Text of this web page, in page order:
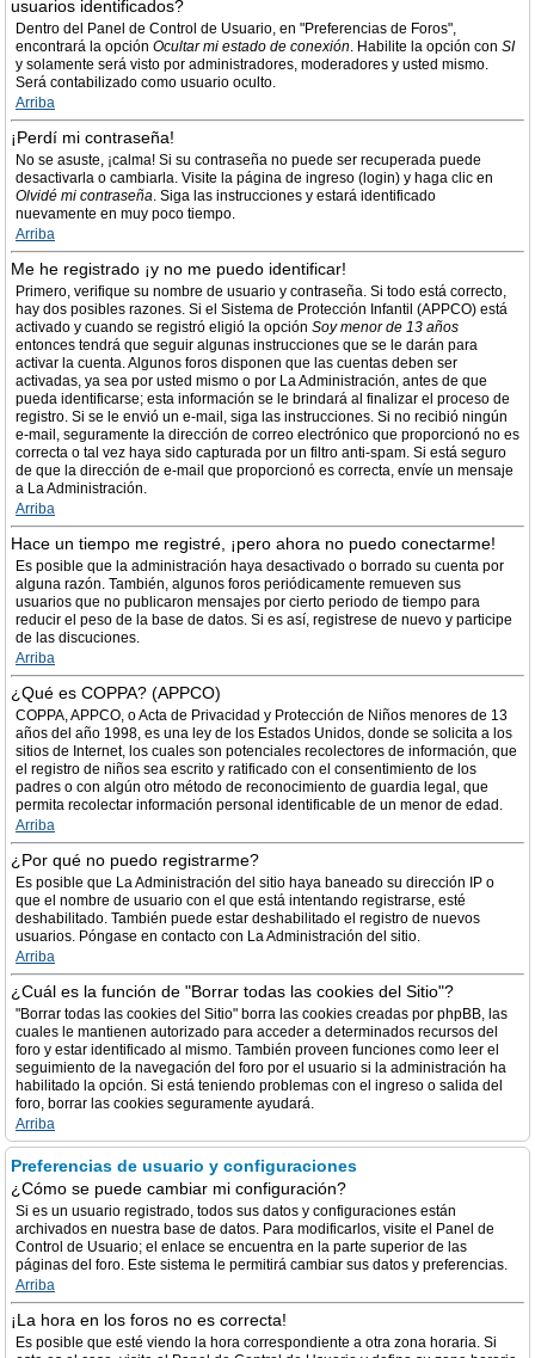
usuarios identificados?
Dentro del Panel de Control de Usuario, en "Preferencias de Foros",
encontrará la opción Ocultar mi estado de conexión. Habilite la opción con SI
y solamente será visto por administradores, moderadores y usted mismo.
Será contabilizado como usuario oculto.
Arriba
¡Perdí mi contraseña!
No se asuste, ¡calma! Si su contraseña no puede ser recuperada puede
desactivarla o cambiarla. Visite la página de ingreso (login) y haga clic en
Olvidé mi contraseña. Siga las instrucciones y estará identificado
nuevamente en muy poco tiempo.
Arriba
Me he registrado ¡y no me puedo identificar!
Primero, verifique su nombre de usuario y contraseña. Si todo está correcto,
hay dos posibles razones. Si el Sistema de Protección Infantil (APPCO) está
activado y cuando se registró eligió la opción Soy menor de 13 años
entonces tendrá que seguir algunas instrucciones que se le darán para
activar la cuenta. Algunos foros disponen que las cuentas deben ser
activadas, ya sea por usted mismo o por La Administración, antes de que
pueda identificarse; esta información se le brindará al finalizar el proceso de
registro. Si se le envió un e-mail, siga las instrucciones. Si no recibió ningún
e-mail, seguramente la dirección de correo electrónico que proporcionó no es
correcta o tal vez haya sido capturada por un filtro anti-spam. Si está seguro
de que la dirección de e-mail que proporcionó es correcta, envíe un mensaje
a La Administración.
Arriba
Hace un tiempo me registré, ¡pero ahora no puedo conectarme!
Es posible que la administración haya desactivado o borrado su cuenta por
alguna razón. También, algunos foros periódicamente remueven sus
usuarios que no publicaron mensajes por cierto periodo de tiempo para
reducir el peso de la base de datos. Si es así, registrese de nuevo y participe
de las discuciones.
Arriba
¿Qué es COPPA? (APPCO)
COPPA, APPCO, o Acta de Privacidad y Protección de Niños menores de 13
años del año 1998, es una ley de los Estados Unidos, donde se solicita a los
sitios de Internet, los cuales son potenciales recolectores de información, que
el registro de niños sea escrito y ratificado con el consentimiento de los
padres o con algún otro método de reconocimiento de guardia legal, que
permita recolectar información personal identificable de un menor de edad.
Arriba
¿Por qué no puedo registrarme?
Es posible que La Administración del sitio haya baneado su dirección IP o
que el nombre de usuario con el que está intentando registrarse, esté
deshabilitado. También puede estar deshabilitado el registro de nuevos
usuarios. Póngase en contacto con La Administración del sitio.
Arriba
¿Cuál es la función de "Borrar todas las cookies del Sitio"?
"Borrar todas las cookies del Sitio" borra las cookies creadas por phpBB, las
cuales le mantienen autorizado para acceder a determinados recursos del
foro y estar identificado al mismo. También proveen funciones como leer el
seguimiento de la navegación del foro por el usuario si la administración ha
habilitado la opción. Si está teniendo problemas con el ingreso o salida del
foro, borrar las cookies seguramente ayudará.
Arriba
Preferencias de usuario y configuraciones
¿Cómo se puede cambiar mi configuración?
Si es un usuario registrado, todos sus datos y configuraciones están
archivados en nuestra base de datos. Para modificarlos, visite el Panel de
Control de Usuario; el enlace se encuentra en la parte superior de las
páginas del foro. Este sistema le permitirá cambiar sus datos y preferencias.
Arriba
¡La hora en los foros no es correcta!
Es posible que esté viendo la hora correspondiente a otra zona horaria. Si